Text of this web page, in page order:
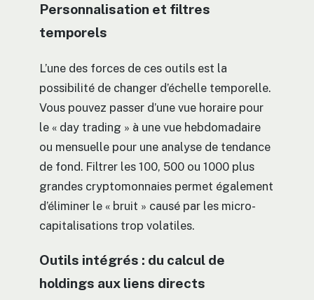
Personnalisation et filtres
temporels
L’une des forces de ces outils est la
possibilité de changer d’échelle temporelle.
Vous pouvez passer d’une vue horaire pour
le « day trading » à une vue hebdomadaire
ou mensuelle pour une analyse de tendance
de fond. Filtrer les 100, 500 ou 1000 plus
grandes cryptomonnaies permet également
d’éliminer le « bruit » causé par les micro-
capitalisations trop volatiles.
Outils intégrés : du calcul de
holdings aux liens directs